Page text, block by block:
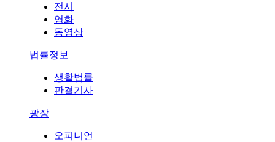
전시
영화
동영상
법률정보
생활법률
판결기사
광장
오피니언